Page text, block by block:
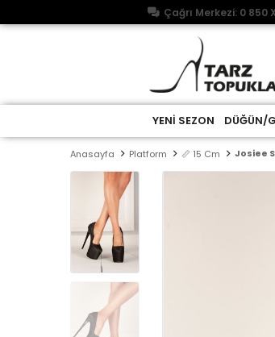
Çağrı Merkezi: 0 850
YENİ SEZON DÜĞÜN/
Anasayfa Platform 📏 15 Cm Josiee